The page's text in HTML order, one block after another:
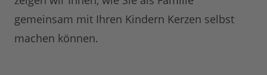
gemeinsam mit Ihren Kindern Kerzen selbst
machen können.